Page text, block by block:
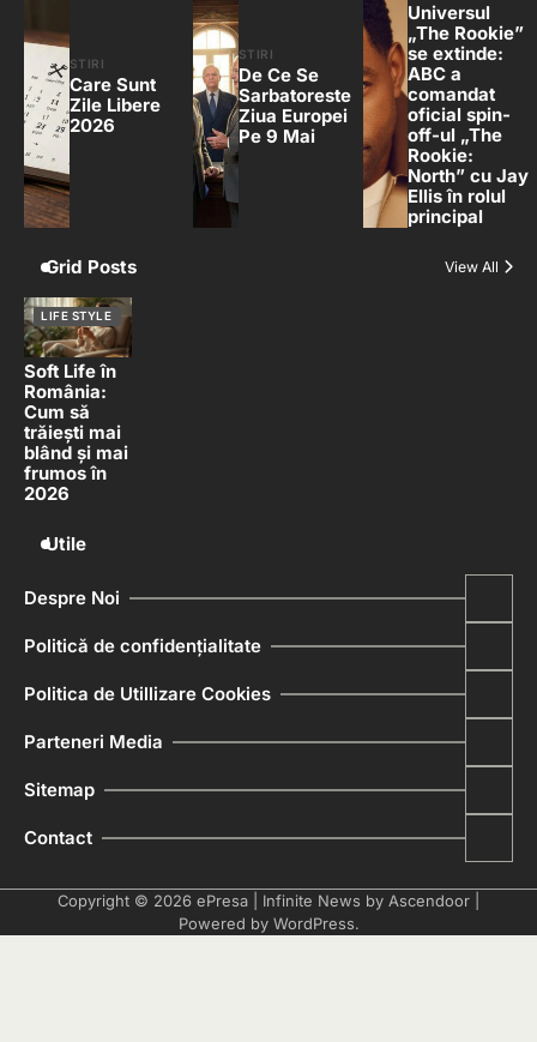
STIRI
Care Sunt
Zile Libere
2026
STIRI
De Ce Se
Sarbatoreste
Ziua Europei
Pe 9 Mai
Universul
„The Rookie”
se extinde:
ABC a
comandat
oficial spin-
off-ul „The
Rookie:
North” cu Jay
Ellis în rolul
principal
Grid Posts View All
LIFE STYLE
Soft Life în
România:
Cum să
trăiești mai
blând și mai
frumos în
2026
Utile
Despre Noi
Politică de confidențialitate
Politica de Utillizare Cookies
Parteneri Media
Sitemap
Contact
Copyright © 2026 ePresa | Infinite News by Ascendoor
Powered by WordPress.